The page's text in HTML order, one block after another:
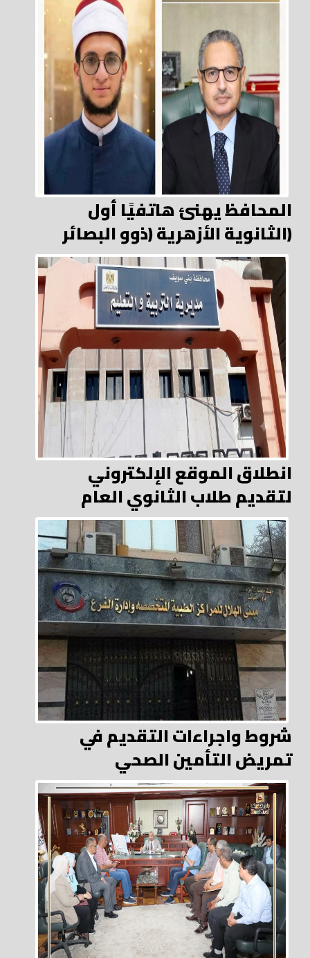
المحافظ يهنئ هاتفيًا أول
الثانوية الأزهرية (ذوو البصائر)
انطلاق الموقع الإلكتروني
لتقديم طلاب الثانوي العام
شروط واجراءات التقديم في
تمريض التأمين الصحي